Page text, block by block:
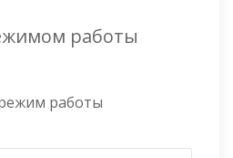
работы
работы